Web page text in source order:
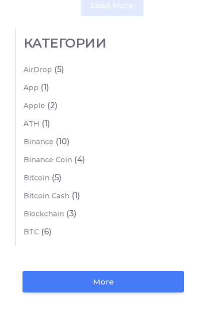
Load More
КАТЕГОРИИ
AirDrop (5)
App (1)
Apple (2)
ATH (1)
Binance (10)
Binance Coin (4)
Bitcoin (5)
Bitcoin Cash (1)
Blockchain (3)
BTC (6)
More